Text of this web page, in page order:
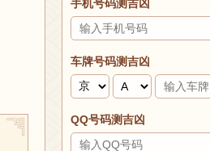
手机号码测吉凶
车牌号码测吉凶
QQ号码测吉凶